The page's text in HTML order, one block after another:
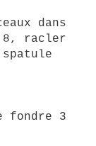
dans
racler
fondre 3